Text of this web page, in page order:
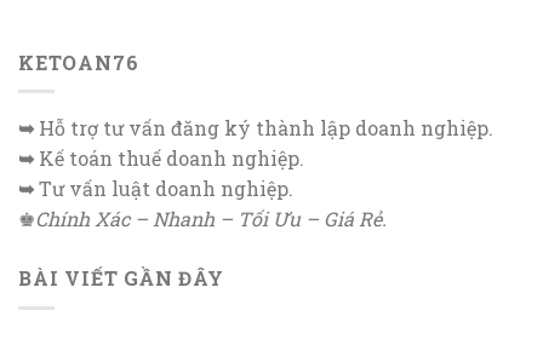
KETOAN76
➥Hỗ trợ tư vấn đăng ký thành lập doanh nghiệp.
➥Kế toán thuế doanh nghiệp.
➥Tư vấn luật doanh nghiệp.
♚Chính Xác – Nhanh – Tối Ưu – Giá Rẻ.
BÀI VIẾT GẦN ĐÂY